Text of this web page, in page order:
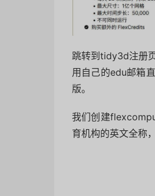
跳转到tidy3d注册
用自己的edu邮箱
版。
我们创建
育机构的英文全称